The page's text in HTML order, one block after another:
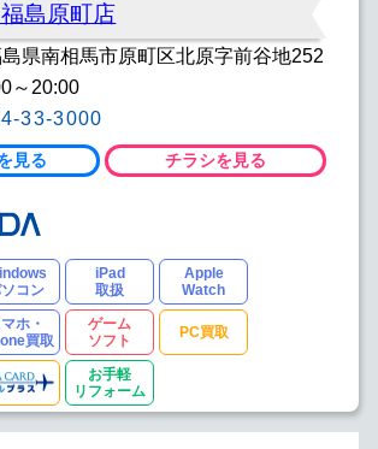
島原町店
県南相馬市原町区北原字前谷地252
～20:00
33-3000
見る チラシを見る
コン
iPad
取扱
Apple
Watch
ホ・
買取
ゲーム
ソフト
PC買取
お手軽
リフォーム